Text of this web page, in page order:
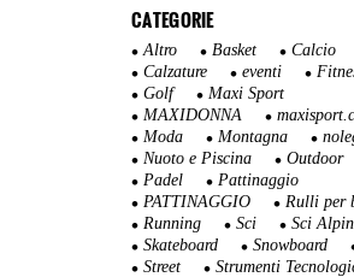
CATEGORIE
Altro Basket
Calcio
Calzature
eventi
Golf
Maxi Sport
MAXIDONNA
Moda
Montagna
Nuoto e Piscina
Outdoor
Padel
Pattinaggio
PATTINAGGIO
Rulli per
Running
Sci
Sci
Skateboard
Snowboard
Street
Strumenti